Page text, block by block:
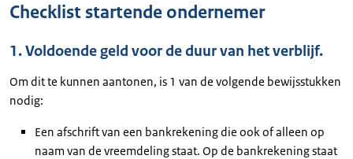
Checklist startende ondernemer
1. Voldoende geld voor de duur van het verblijf.
Om dit te kunnen aantonen, is 1 van de volgende bewijsstukken
nodig:
Een afschrift van een bankrekening die ook of alleen op
naam van de vreemdeling staat. Op de bankrekening staat